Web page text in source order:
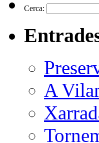
Cerca:
A